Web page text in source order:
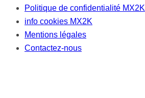
Politique de confidentialité MX2K
info cookies MX2K
Mentions légales
Contactez-nous